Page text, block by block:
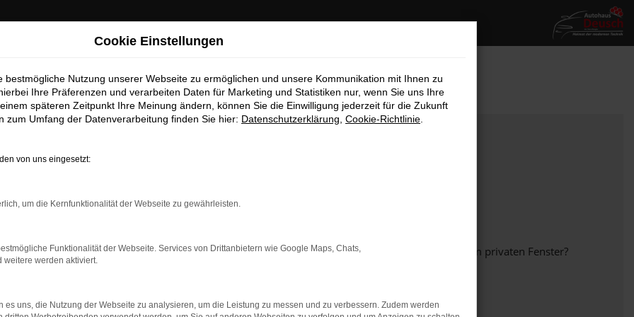
bestimmter Seiten verhindern. Funktioniert die Seite in einem anderen Browser oder in einem privaten Fenster?
auf dem neuesten Stand sind.
Cookie Einstellungen
bestmögliche Nutzung unserer Webseite zu ermöglichen und unsere Kommunikation mit Ihnen zu
Ihre Präferenzen und verarbeiten Daten für Marketing und Statistiken nur, wenn Sie uns Ihre
späteren Zeitpunkt Ihre Meinung ändern, können Sie die Einwilligung jederzeit für die Zukunft
zum Umfang der Datenverarbeitung finden Sie hier: Datenschutzerklärung Cookie-Richtlinie
von uns eingesetzt:
um die Kernfunktionalität der Webseite zu gewährleisten.
Funktionalität der Webseite. Services von Drittanbietern wie Google Maps, Chats,
weitere werden aktiviert.
es uns, die Nutzung der Webseite zu analysieren, um die Leistung zu messen und zu verbessern. Zudem werden